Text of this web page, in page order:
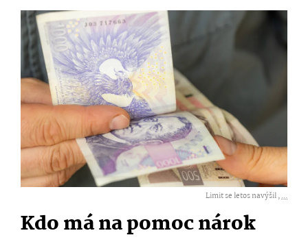
Limit se letos navýšil ,...
Kdo má na pomoc nárok